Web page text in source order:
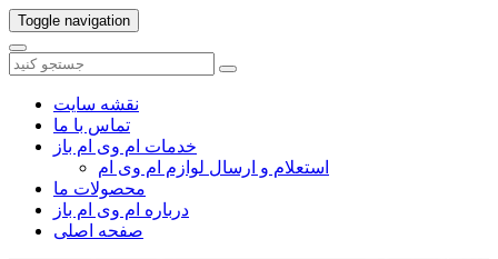
Toggle navigation
نقشه سایت
تماس با ما
خدمات ام وی ام باز
استعلام و ارسال لوازم ام وی ام
محصولات ما
درباره ام وی ام باز
صفحه اصلی